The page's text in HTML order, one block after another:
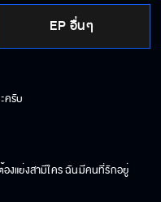
EP อื่นๆ
ครับ
องแย่งสามีใคร ฉันมีคนที่รักอยู่